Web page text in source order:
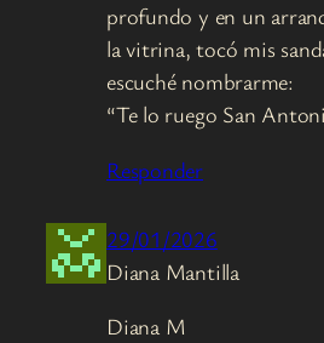
profundo y en un
la vitrina, tocó mis
escuché nombrarme:
“Te lo ruego San
Responder
29/01/2026
Diana Mantilla
Diana M